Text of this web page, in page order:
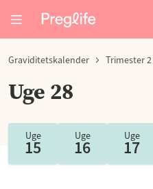
Graviditetskalender Trimester 2
Uge 28
Uge
15
Uge
16
Uge
17